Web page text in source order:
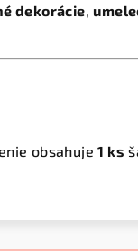
dekorácie
obsahuje1 ks